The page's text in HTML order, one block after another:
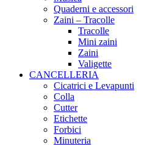
Quaderni e accessori
Zaini – Tracolle
Tracolle
Mini zaini
Zaini
Valigette
CANCELLERIA
Cicatrici e Levapunti
Colla
Cutter
Etichette
Forbici
Minuteria